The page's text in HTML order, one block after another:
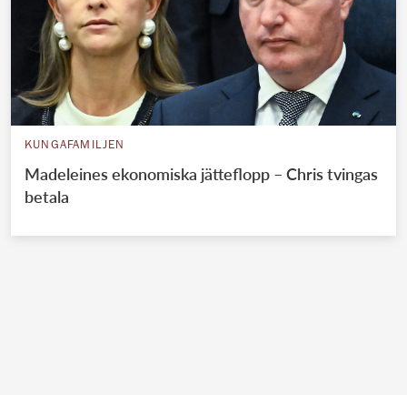
KUNGAFAMILJEN
Madeleines ekonomiska jätteflopp – Chris tvingas
betala